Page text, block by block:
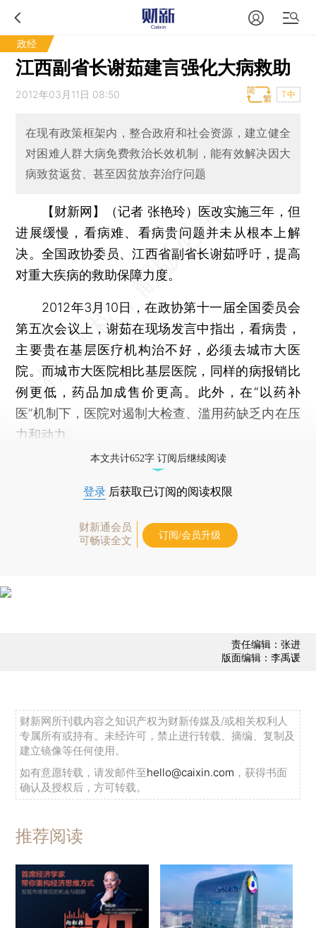
政经
江西副省长谢茹建言强化大病救助
2012年03月11日 08:50 T中
在现有政策框架内，整合政府和社会资源，建立健全
对困难人群大病免费救治长效机制，能有效解决因大
病致贫返贫、甚至因贫放弃治疗问题
【财新网】（记者 张艳玲） 医改实施三年，但
进展缓慢，看病难、看病贵问题并未从根本上解
决。全国政协委员、江西省副省长谢茹呼吁，提高
对重大疾病的救助保障力度。
2012年3月10日，在政协第十一届全国委员会
第五次会议上，谢茹在现场发言中指出，看病贵，
主要贵在基层医疗机构治不好，必须去城市大医
院。而城市大医院相比基层医院，同样的病报销比
例更低，药品加成售价更高。此外，在“以药补
医”机制下，医院对遏制大检查、滥用药缺乏内在压
力和动力。
本文共计652字 订阅后继续阅读
登录 后获取已订阅的阅读权限
财新通会员
可畅读全文
订阅/会员升级
责任编辑：张进
版面编辑：李禹谖
财新网所刊载内容之知识产权为财新传媒及/或相关权利人
专属所有或持有。未经许可，禁止进行转载、摘编、复制及
建立镜像等任何使用。
如有意愿转载，请发邮件至hello@caixin.com ，获得书面
确认及授权后，方可转载。
推荐阅读